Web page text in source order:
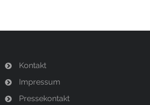
Kontakt
Impressum
Pressekontakt